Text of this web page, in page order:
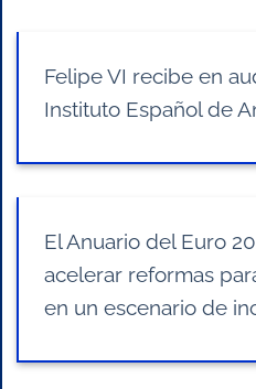
Felipe VI recibe en
Instituto Español de
El Anuario del Euro
acelerar reformas
en un escenario de